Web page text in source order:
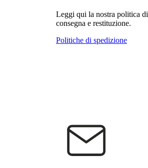
Leggi qui la nostra politica di
consegna e restituzione.
Politiche di spedizione